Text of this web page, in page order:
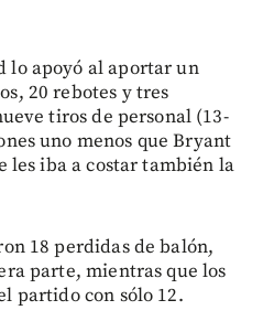
lo apoyó al aportar un
20 rebotes y tres
tiros de personal (13-
uno menos que Bryant
les iba a costar también la
18 perdidas de balón,
parte, mientras que los
partido con sólo 12.